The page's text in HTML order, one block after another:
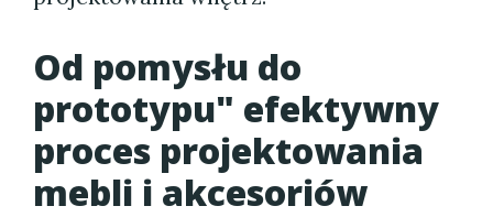
Od pomysłu do
prototypu" efektywny
proces projektowania
mebli i akcesoriów